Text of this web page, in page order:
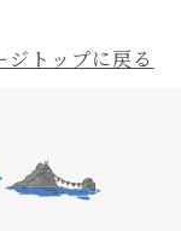
ジトップに戻る